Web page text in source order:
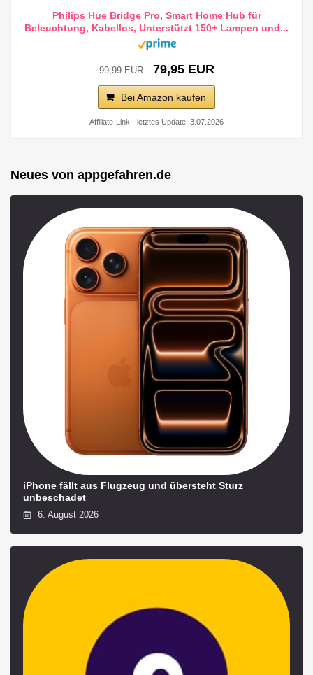
Philips Hue Bridge Pro, Smart Home Hub für
Beleuchtung, Kabellos, Unterstützt 150+ Lampen und...
99,99 EUR 79,95 EUR
Bei Amazon kaufen
Affiliate-Link - letztes Update: 3.07.2026
Neues von appgefahren.de
iPhone fällt aus Flugzeug und übersteht Sturz
unbeschadet
6. August 2026